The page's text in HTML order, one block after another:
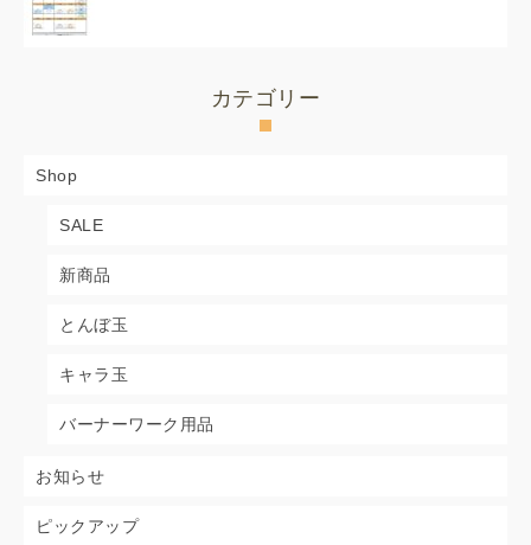
カテゴリー
Shop
SALE
新商品
とんぼ玉
キャラ玉
バーナーワーク用品
お知らせ
ピックアップ